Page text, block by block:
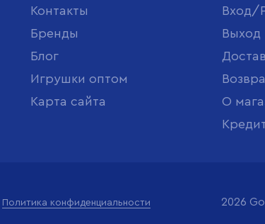
Контакты
Бренды
Блог
Игрушки оптом
Карта сайта
Вход/
Выход
О
Политика конфиденциальности 2026